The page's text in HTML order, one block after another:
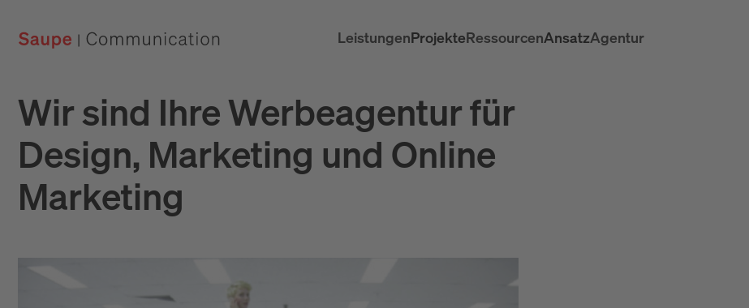
LeistungenProjekteRessourcenAnsatzAgentur
Wir sind Ihre Werbeagentur für
Design, Marketing und Online
Marketing